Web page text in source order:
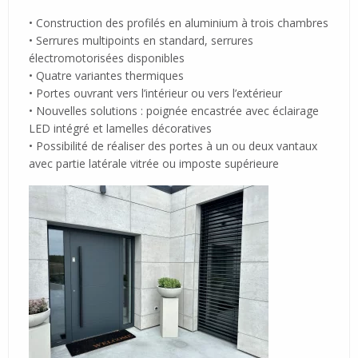
• Construction des profilés en aluminium à trois chambres
• Serrures multipoints en standard, serrures
électromotorisées disponibles
• Quatre variantes thermiques
• Portes ouvrant vers l’intérieur ou vers l’extérieur
• Nouvelles solutions : poignée encastrée avec éclairage
LED intégré et lamelles décoratives
• Possibilité de réaliser des portes à un ou deux vantaux
avec partie latérale vitrée ou imposte supérieure